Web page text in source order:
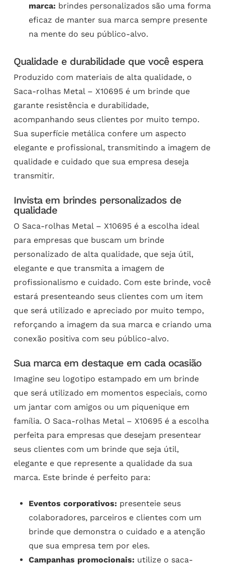
marca: brindes personalizados são uma forma
eficaz de manter sua marca sempre presente
na mente do seu público-alvo.
Qualidade e durabilidade que você espera
Produzido com materiais de alta qualidade, o
Saca-rolhas Metal – X10695 é um brinde que
garante resistência e durabilidade,
acompanhando seus clientes por muito tempo.
Sua superfície metálica confere um aspecto
elegante e profissional, transmitindo a imagem de
qualidade e cuidado que sua empresa deseja
transmitir.
Invista em brindes personalizados de
qualidade
O Saca-rolhas Metal – X10695 é a escolha ideal
para empresas que buscam um brinde
personalizado de alta qualidade, que seja útil,
elegante e que transmita a imagem de
profissionalismo e cuidado. Com este brinde, você
estará presenteando seus clientes com um item
que será utilizado e apreciado por muito tempo,
reforçando a imagem da sua marca e criando uma
conexão positiva com seu público-alvo.
Sua marca em destaque em cada ocasião
Imagine seu logotipo estampado em um brinde
que será utilizado em momentos especiais, como
um jantar com amigos ou um piquenique em
família. O Saca-rolhas Metal – X10695 é a escolha
perfeita para empresas que desejam presentear
seus clientes com um brinde que seja útil,
elegante e que represente a qualidade da sua
marca. Este brinde é perfeito para:
Eventos corporativos: presenteie seus
colaboradores, parceiros e clientes com um
brinde que demonstra o cuidado e a atenção
que sua empresa tem por eles.
Campanhas promocionais: utilize o saca-